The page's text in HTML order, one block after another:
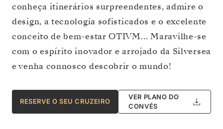
conheça itinerários surpreendentes, admire o
design, a tecnologia sofisticados e o excelente
conceito de bem-estar OTIVM… Maravilhe-se
com o espírito inovador e arrojado da Silversea
e venha connosco descobrir o mundo!
RESERVE O SEU CRUZEIRO
VER PLANO DO
CONVÉS